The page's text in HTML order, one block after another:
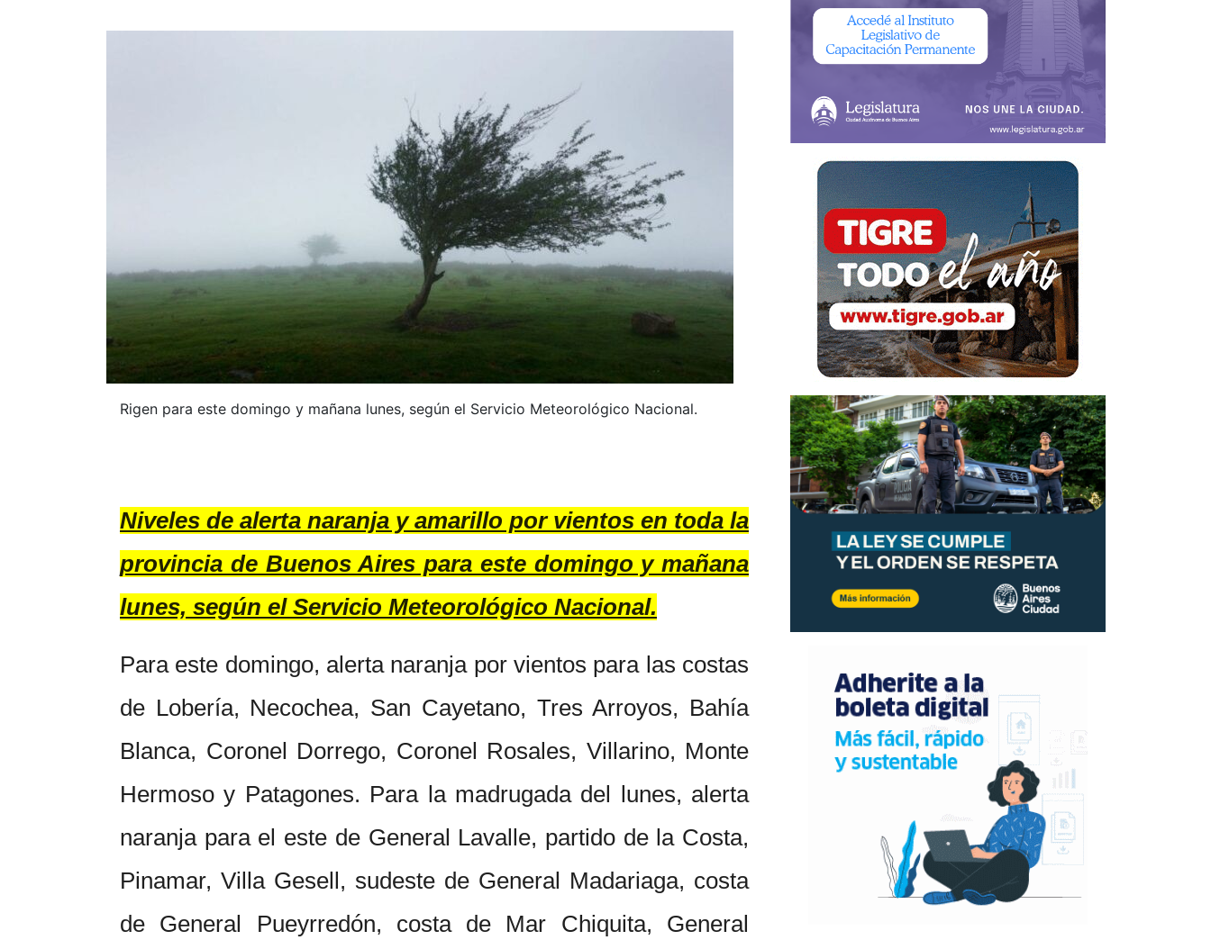
Rigen para este domingo y mañana lunes, según el Servicio Meteorológico Nacional.
Niveles de alerta naranja y amarillo por vientos en toda la
provincia de Buenos Aires para este domingo y mañana
lunes, según el Servicio Meteorológico Nacional.
Para este domingo, alerta naranja por vientos para las costas
de Lobería, Necochea, San Cayetano, Tres Arroyos, Bahía
Blanca, Coronel Dorrego, Coronel Rosales, Villarino, Monte
Hermoso y Patagones. Para la madrugada del lunes, alerta
naranja para el este de General Lavalle, partido de la Costa,
Pinamar, Villa Gesell, sudeste de General Madariaga, costa
de General Pueyrredón, costa de Mar Chiquita, General